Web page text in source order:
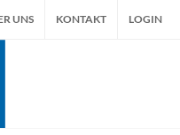
UNS KONTAKT LOGIN